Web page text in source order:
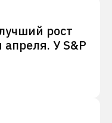
рост
У S&P